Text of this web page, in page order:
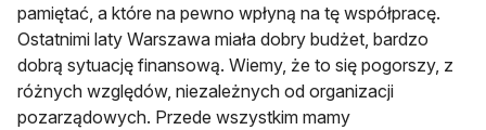
pamiętać, a które na pewno wpłyną na tę współpracę.
Ostatnimi laty Warszawa miała dobry budżet, bardzo
dobrą sytuację finansową. Wiemy, że to się pogorszy, z
różnych względów, niezależnych od organizacji
pozarządowych. Przede wszystkim mamy